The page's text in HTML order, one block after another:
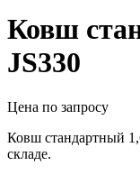
Ковш
JS330
Цена по запросу
Ковш стандартный
складе.